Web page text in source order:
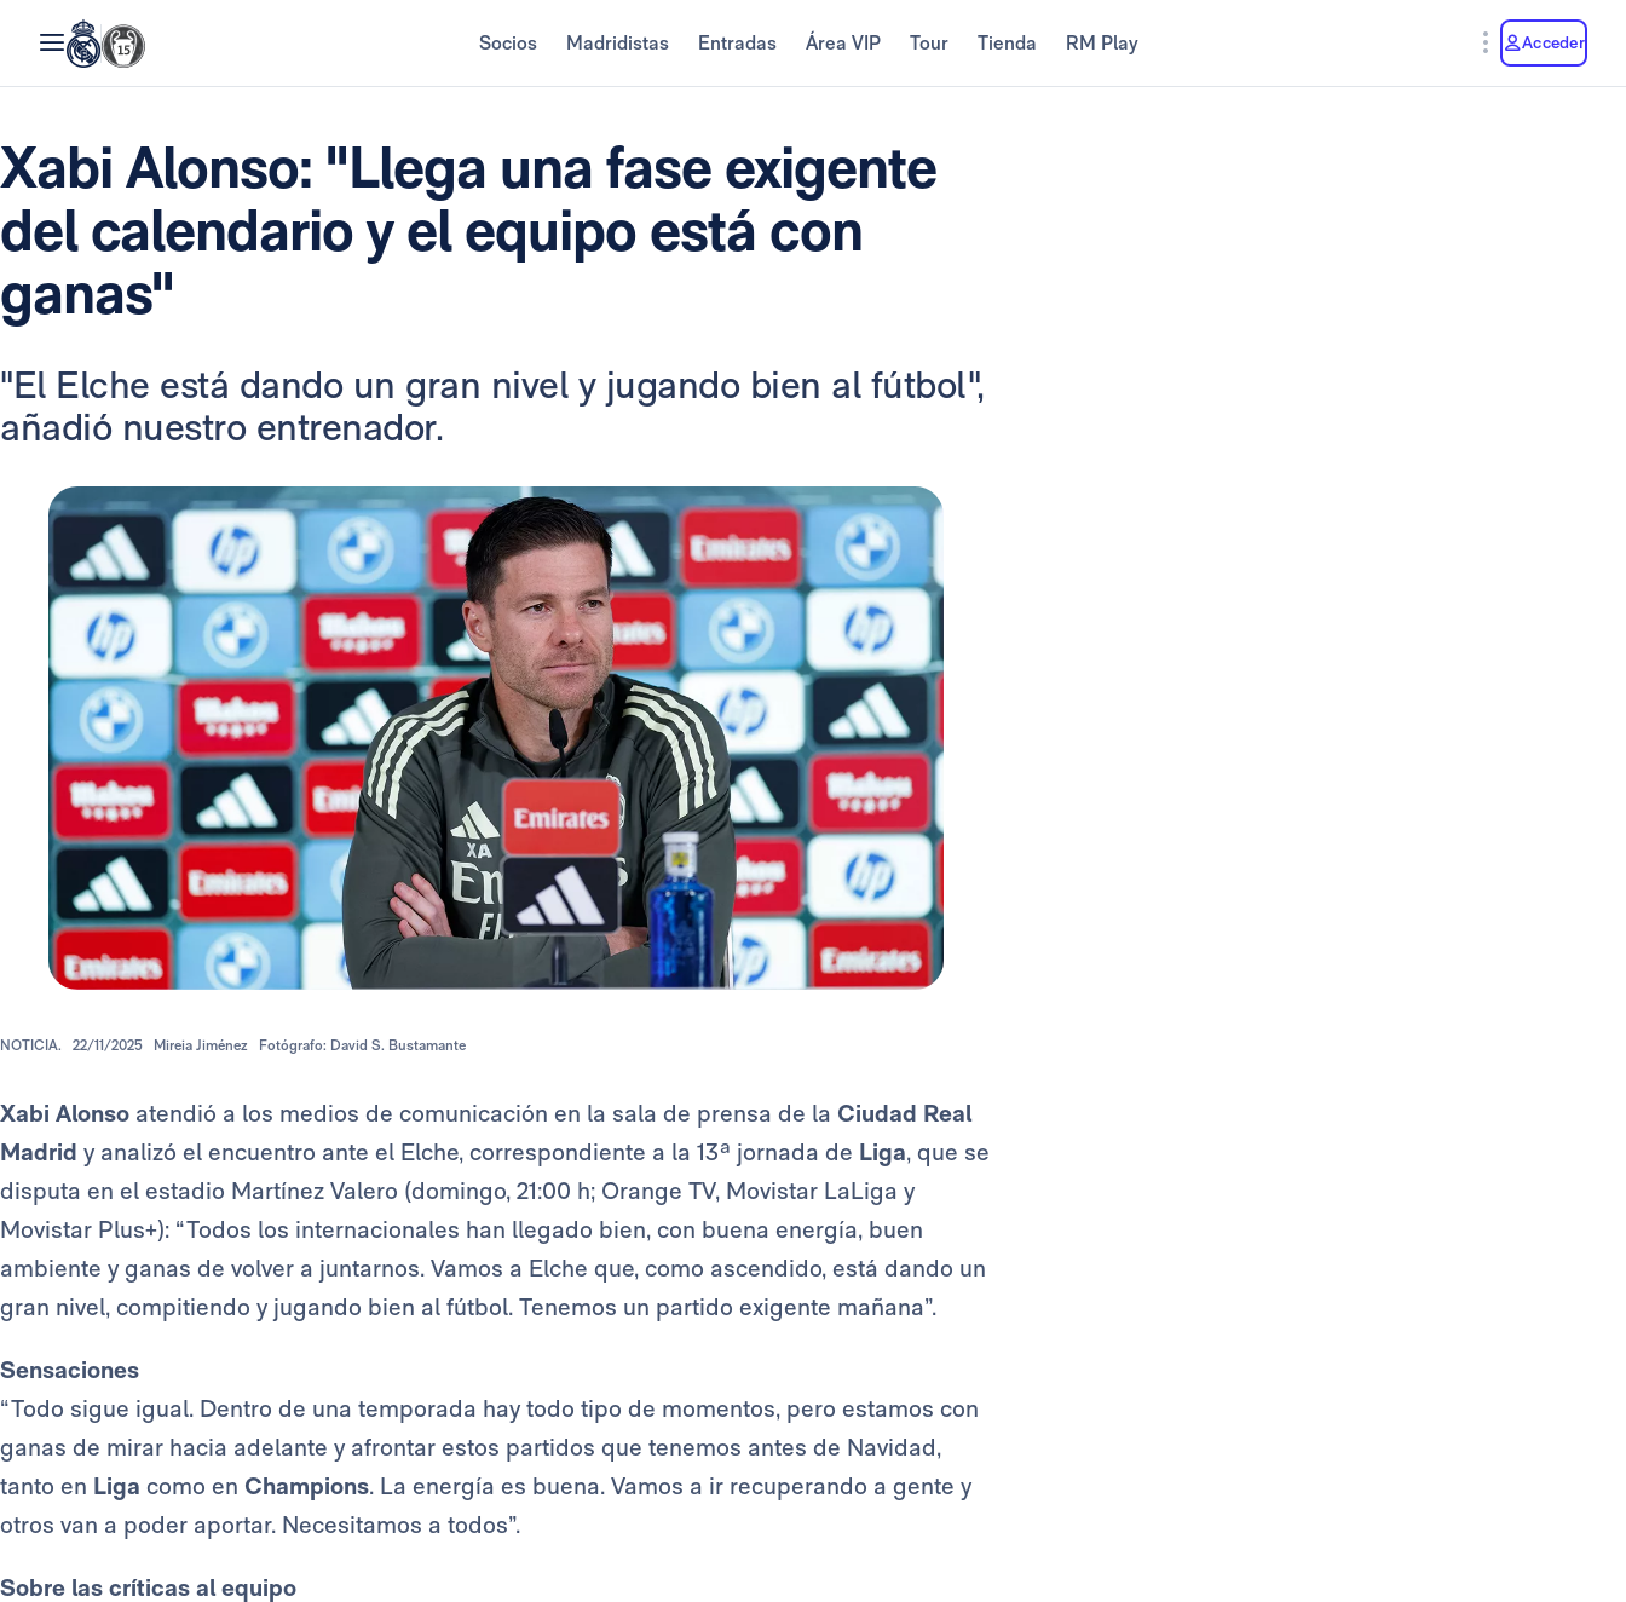
Socios Madridistas Entradas Área VIP Tour Tienda RM Play Acceder
Xabi Alonso: "Llega una fase exigente
del calendario y el equipo está con
ganas"
"El Elche está dando un gran nivel y jugando bien al fútbol",
añadió nuestro entrenador.
NOTICIA. 22/11/2025 Mireia Jiménez Fotógrafo: David S. Bustamante
Xabi Alonso atendió a los medios de comunicación en la sala de prensa de la Ciudad Real
Madrid y analizó el encuentro ante el Elche, correspondiente a la 13ª jornada de Liga, que se
disputa en el estadio Martínez Valero (domingo, 21:00 h; Orange TV, Movistar LaLiga y
Movistar Plus+): “Todos los internacionales han llegado bien, con buena energía, buen
ambiente y ganas de volver a juntarnos. Vamos a Elche que, como ascendido, está dando un
gran nivel, compitiendo y jugando bien al fútbol. Tenemos un partido exigente mañana”.
Sensaciones
“Todo sigue igual. Dentro de una temporada hay todo tipo de momentos, pero estamos con
ganas de mirar hacia adelante y afrontar estos partidos que tenemos antes de Navidad,
tanto en Liga como en Champions. La energía es buena. Vamos a ir recuperando a gente y
otros van a poder aportar. Necesitamos a todos”.
Sobre las críticas al equipo